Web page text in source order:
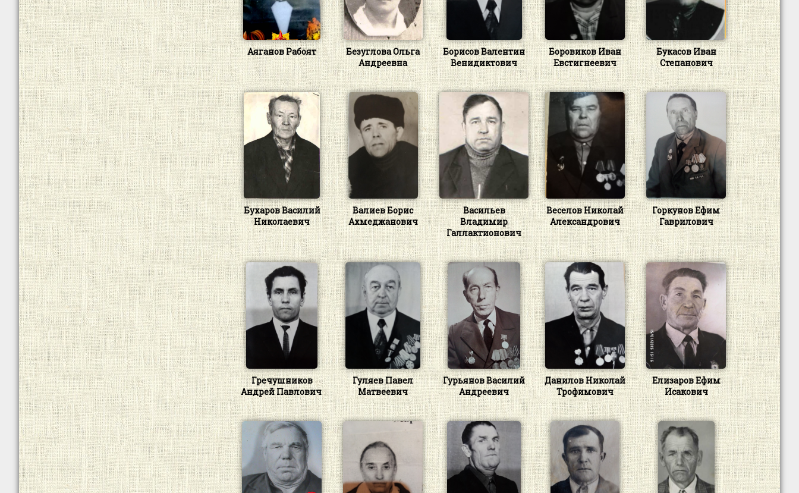
Аяганов Рабоят
Безуглова Ольга
Андреевна
Борисов Валентин
Венидиктович
Боровиков Иван
Евстигнеевич
Букасов Иван
Степанович
Бухаров Василий
Николаевич
Валиев Борис
Ахмеджанович
Васильев
Владимир
Галлактионович
Веселов Николай
Александрович
Горкунов Ефим
Гаврилович
Гречушников
Андрей Павлович
Гуляев Павел
Матвеевич
Гурьянов Василий
Андреевич
Данилов Николай
Трофимович
Елизаров Ефим
Исакович